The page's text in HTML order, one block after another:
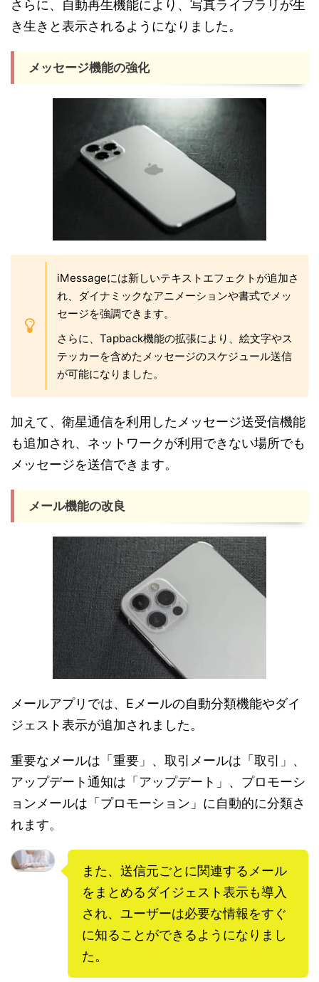
さらに、自動再生機能により、写真ライブラリが生
き生きと表示されるようになりました。
メッセージ機能の強化
iMessageには新しいテキストエフェクトが追加さ
れ、ダイナミックなアニメーションや書式でメッ
セージを強調できます。
さらに、Tapback機能の拡張により、絵文字やス
テッカーを含めたメッセージのスケジュール送信
が可能になりました。
加えて、衛星通信を利用したメッセージ送受信機能
も追加され、ネットワークが利用できない場所でも
メッセージを送信できます。
メール機能の改良
メールアプリでは、Eメールの自動分類機能やダイ
ジェスト表示が追加されました。
重要なメールは「重要」、取引メールは「取引」、
アップデート通知は「アップデート」、プロモーシ
ョンメールは「プロモーション」に自動的に分類さ
れます。
また、送信元ごとに関連するメール
をまとめるダイジェスト表示も導入
され、ユーザーは必要な情報をすぐ
に知ることができるようになりまし
た。